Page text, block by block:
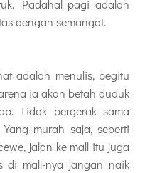
Padahal pagi adalah
dengan semangat.
adalah menulis, begitu
ia akan betah duduk
Tidak bergerak sama
murah saja, seperti
jalan ke mall itu juga
di mall-nya jangan naik